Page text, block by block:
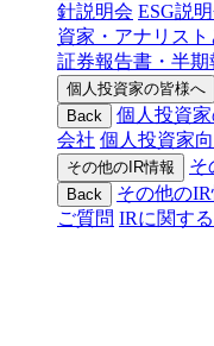
針説明会 ESG説
資家・アナリス
証券報告書・半期
個人投資家の皆様へ
Back 個人投資
会社 個人投資家
その他のIR情報 そ
Back その他の
ご質問 IRに関す